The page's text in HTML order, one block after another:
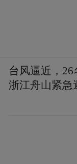
台风逼近，
浙江舟山紧急